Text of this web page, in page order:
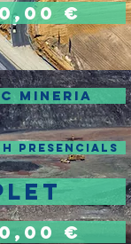
0,00 €
MINERIA
PRESENCIALS
0,00 €